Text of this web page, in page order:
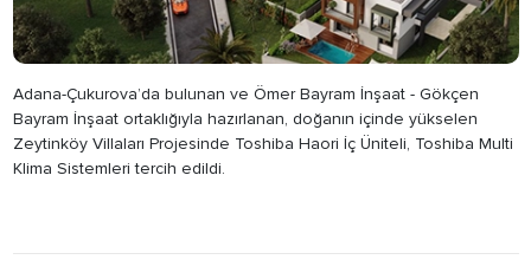
Adana-Çukurova’da bulunan ve Ömer Bayram İnşaat - Gökçen
Bayram İnşaat ortaklığıyla hazırlanan, doğanın içinde yükselen
Zeytinköy Villaları Projesinde Toshiba Haori İç Üniteli, Toshiba Multi
Klima Sistemleri tercih edildi.